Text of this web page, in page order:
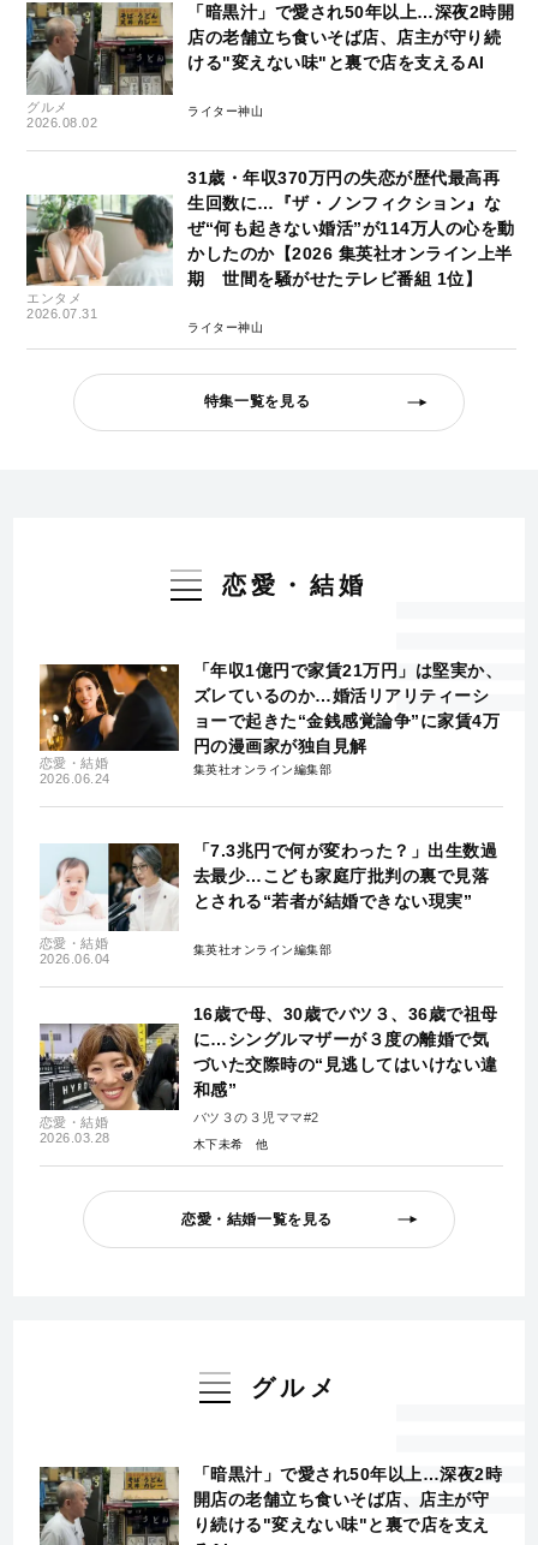
グルメ
2026.08.02
「暗黒汁」で愛され50年以上…深夜2時開
店の老舗立ち食いそば店、店主が守り続
ける"変えない味"と裏で店を支えるAI
ライター神山
エンタメ
2026.07.31
31歳・年収370万円の失恋が歴代最高再
生回数に…『ザ・ノンフィクション』な
ぜ“何も起きない婚活”が114万人の心を動
かしたのか【2026 集英社オンライン上半
期 世間を騒がせたテレビ番組 1位】
ライター神山
特集一覧を見る
恋愛・結婚
恋愛・結婚
2026.06.24
「年収1億円で家賃21万円」は堅実か、
ズレているのか…婚活リアリティーシ
ョーで起きた“金銭感覚論争”に家賃4万
円の漫画家が独自見解
集英社オンライン編集部
恋愛・結婚
2026.06.04
「7.3兆円で何が変わった？」出生数過
去最少…こども家庭庁批判の裏で見落
とされる“若者が結婚できない現実”
集英社オンライン編集部
恋愛・結婚
2026.03.28
16歳で母、30歳でバツ３、36歳で祖母
に…シングルマザーが３度の離婚で気
づいた交際時の“見逃してはいけない違
和感”
バツ３の３児ママ#2
木下未希
恋愛・結婚一覧を見る
グルメ
「暗黒汁」で愛され50年以上…深夜2時
開店の老舗立ち食いそば店、店主が守
り続ける"変えない味"と裏で店を支え